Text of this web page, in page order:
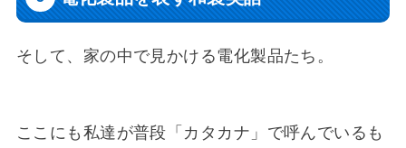
そして、家の中で見かける電化製品たち。
ここにも私達が普段「カタカナ」で呼んでいるも